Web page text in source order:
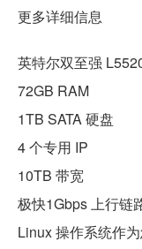
更多详细信息
英特尔双至强
72GB RAM
1TB SATA 硬盘
4 个专用 IP
10TB 带宽
极快1Gbps 上行链
Linux 操作系统作